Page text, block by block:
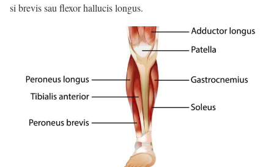
si brevis sau flexor hallucis longus.